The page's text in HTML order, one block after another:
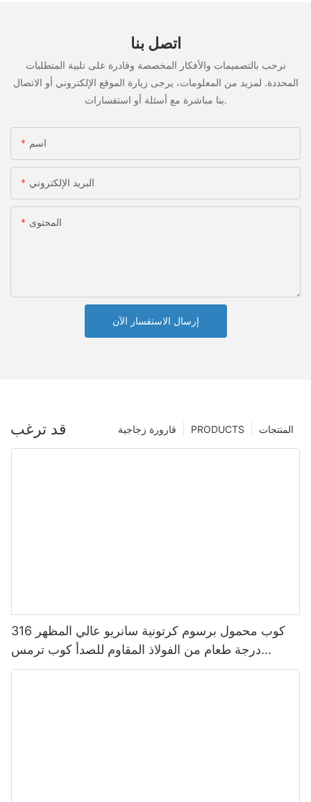
اتصل بنا
نرحب بالتصميمات والأفكار المخصصة وقادرة على تلبية المتطلبات
المحددة. لمزيد من المعلومات، يرجى زيارة الموقع الإلكتروني أو الاتصال
بنا مباشرة مع أسئلة أو استفسارات.
اسم
البريد الإلكتروني
المحتوى
إرسال الاستفسار الآن
قد ترغب المنتجات PRODUCTS قارورة زجاجية
كوب محمول برسوم كرتونية سانريو عالي المظهر 316
درجة طعام من الفولاذ المقاوم للصدأ كوب ترمس
للأطفال